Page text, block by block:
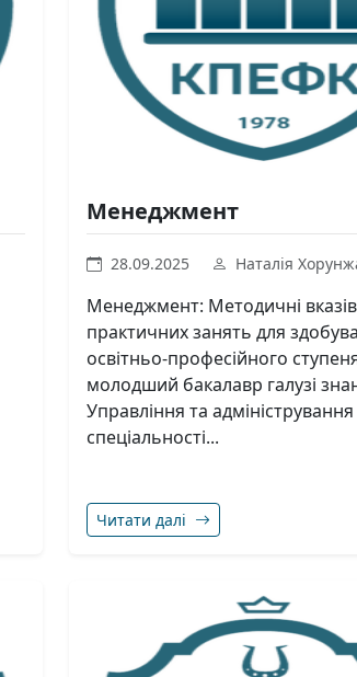
Менеджмент
28.09.2025 Наталія
Менеджмент: Методичні
практичних занять для
освітньо-професійного
молодший бакалавр галузі
Управління та адміністрування
спеціальності...
Читати далі